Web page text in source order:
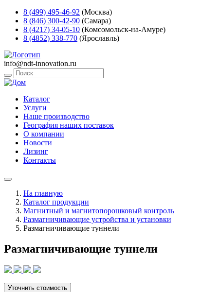
8 (499) 495-46-92 (Москва)
8 (846) 300-42-90 (Самара)
8 (4217) 34-05-10 (Комсомольск-на-Амуре)
8 (4852) 338-770 (Ярославль)
info@ndt-innovation.ru
Каталог
Услуги
Наше производство
География наших поставок
О компании
Новости
Лизинг
Контакты
На главную
Каталог продукции
Магнитный и магнитопорошковый контроль
Размагничивающие устройства и установки
Размагничивающие туннели
Размагничивающие туннели
Уточнить стоимость